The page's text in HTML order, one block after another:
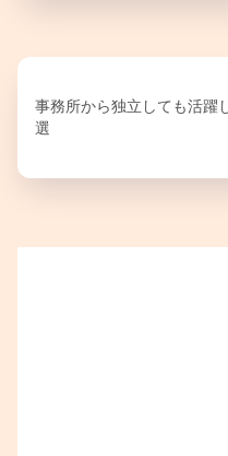
事務所から独立しても活躍
選